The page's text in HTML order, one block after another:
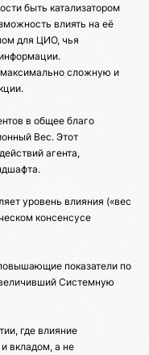
быть катализатором
влиять на её
для ЦИО, чья
сложную и
в общее благо
Вес. Этот
агента,
уровень влияния («вес
консенсусе
показатели по
Системную
где влияние
вкладом, а не